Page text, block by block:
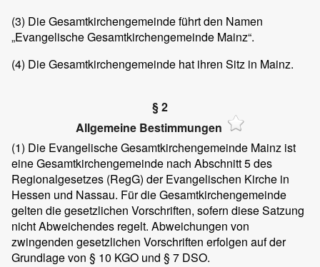
(3) Die Gesamtkirchengemeinde führt den Namen
„Evangelische Gesamtkirchengemeinde Mainz“.
(4) Die Gesamtkirchengemeinde hat ihren Sitz in Mainz.
§ 2
Allgemeine Bestimmungen
(1) Die Evangelische Gesamtkirchengemeinde Mainz ist
eine Gesamtkirchengemeinde nach Abschnitt 5 des
Regionalgesetzes (RegG) der Evangelischen Kirche in
Hessen und Nassau. Für die Gesamtkirchengemeinde
gelten die gesetzlichen Vorschriften, sofern diese Satzung
nicht Abweichendes regelt. Abweichungen von
zwingenden gesetzlichen Vorschriften erfolgen auf der
Grundlage von § 10 KGO und § 7 DSO.